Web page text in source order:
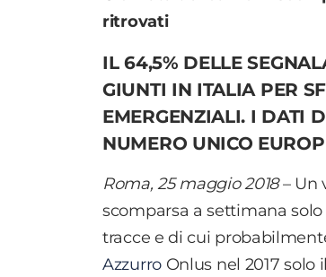
ritrovati
IL 64,5% DELLE
GIUNTI IN ITALIA PER
EMERGENZIALI. I DATI
NUMERO UNICO
Roma, 25 maggio 2018– Un
scomparsa a settimana
tracce e di cui
AzzurroOnlus nel 2017 solo